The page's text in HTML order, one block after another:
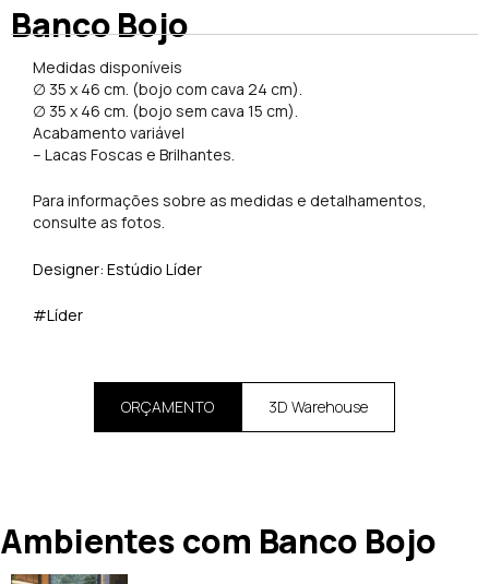
Banco Bojo
Medidas disponíveis
∅ 35 x 46 cm. (bojo com cava 24 cm).
∅ 35 x 46 cm. (bojo sem cava 15 cm).
Acabamento variável
– Lacas Foscas e Brilhantes.
Para informações sobre as medidas e detalhamentos,
consulte as fotos.
Designer: Estúdio Líder
#Líder
ORÇAMENTO 3D Warehouse
Ambientes com Banco Bojo